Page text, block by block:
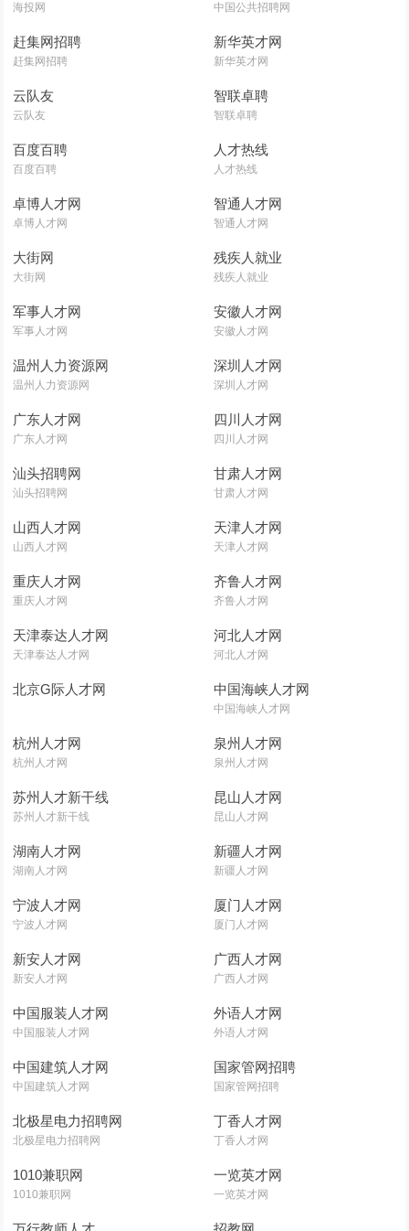
海投网 中国公共招聘网
赶集网招聘
赶集网招聘
新华英才网
新华英才网
云队友
云队友
智联卓聘
智联卓聘
百度百聘
百度百聘
人才热线
人才热线
卓博人才网
卓博人才网
智通人才网
智通人才网
大街网
大街网
残疾人就业
残疾人就业
军事人才网
军事人才网
安徽人才网
安徽人才网
温州人力资源网
温州人力资源网
深圳人才网
深圳人才网
广东人才网
广东人才网
四川人才网
四川人才网
汕头招聘网
汕头招聘网
甘肃人才网
甘肃人才网
山西人才网
山西人才网
天津人才网
天津人才网
重庆人才网
重庆人才网
齐鲁人才网
齐鲁人才网
天津泰达人才网
天津泰达人才网
河北人才网
河北人才网
北京G际人才网 中国海峡人才网
中国海峡人才网
杭州人才网
杭州人才网
泉州人才网
泉州人才网
苏州人才新干线
苏州人才新干线
昆山人才网
昆山人才网
湖南人才网
湖南人才网
新疆人才网
新疆人才网
宁波人才网
宁波人才网
厦门人才网
厦门人才网
新安人才网
新安人才网
广西人才网
广西人才网
中国服装人才网
中国服装人才网
外语人才网
外语人才网
中国建筑人才网
中国建筑人才网
国家管网招聘
国家管网招聘
北极星电力招聘网
北极星电力招聘网
丁香人才网
丁香人才网
1010兼职网
1010兼职网
一览英才网
一览英才网